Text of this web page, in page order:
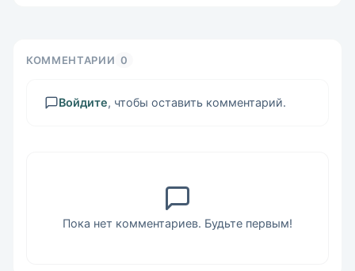
КОММЕНТАРИИ 0
Войдите, чтобы оставить комментарий.
Пока нет комментариев. Будьте первым!